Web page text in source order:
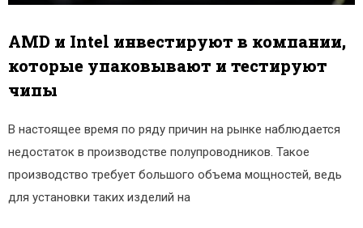
AMD и Intel инвестируют в компании,
которые упаковывают и тестируют
чипы
В настоящее время по ряду причин на рынке наблюдается
недостаток в производстве полупроводников. Такое
производство требует большого объема мощностей, ведь
для установки таких изделий на